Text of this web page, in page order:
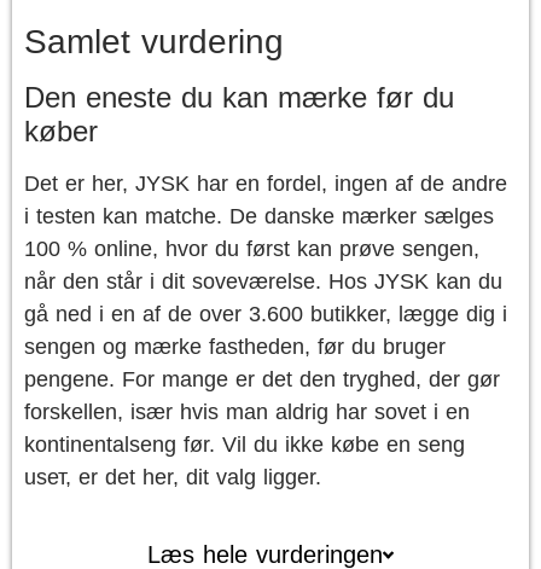
Samlet vurdering
Den eneste du kan mærke før du
køber
Det er her, JYSK har en fordel, ingen af de andre
i testen kan matche. De danske mærker sælges
100 % online, hvor du først kan prøve sengen,
når den står i dit soveværelse. Hos JYSK kan du
gå ned i en af de over 3.600 butikker, lægge dig i
sengen og mærke fastheden, før du bruger
pengene. For mange er det den tryghed, der gør
forskellen, især hvis man aldrig har sovet i en
kontinentalseng før. Vil du ikke købe en seng
usет, er det her, dit valg ligger.
Læs hele vurderingen